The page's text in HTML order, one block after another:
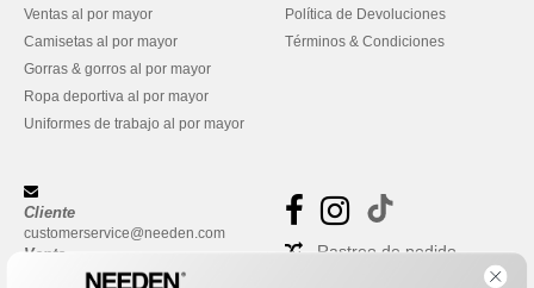
Ventas al por mayor
Camisetas al por mayor
Gorras & gorros al por mayor
Ropa deportiva al por mayor
Uniformes de trabajo al por mayor
Política de Devoluciones
Términos & Condiciones
Cliente
customerservice@needen.com
Venta
sales@needen.com
Rastreo de pedido